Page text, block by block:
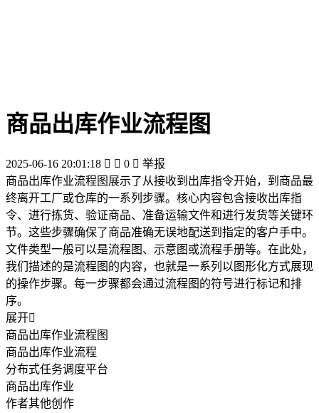
商品出库作业流程图
2025-06-16 20:01:18   0  举报
商品出库作业流程图展示了从接收到出库指令开始，到商品最
终离开工厂或仓库的一系列步骤。核心内容包含接收出库指
令、进行拣货、验证商品、准备运输文件和进行发货等关键环
节。这些步骤确保了商品准确无误地配送到指定的客户手中。
文件类型一般可以是流程图、示意图或流程手册等。在此处，
我们描述的是流程图的内容，也就是一系列以图形化方式展现
的操作步骤。每一步骤都会通过流程图的符号进行标记和排
序。
展开
商品出库作业流程图
商品出库作业流程
分布式任务调度平台
商品出库作业
作者其他创作